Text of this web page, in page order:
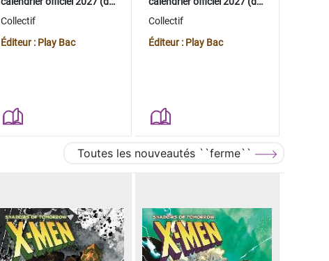
Collectif
Éditeur : Play Bac
Collectif
Éditeur : Play Bac
Toutes les nouveautés ``ferme``